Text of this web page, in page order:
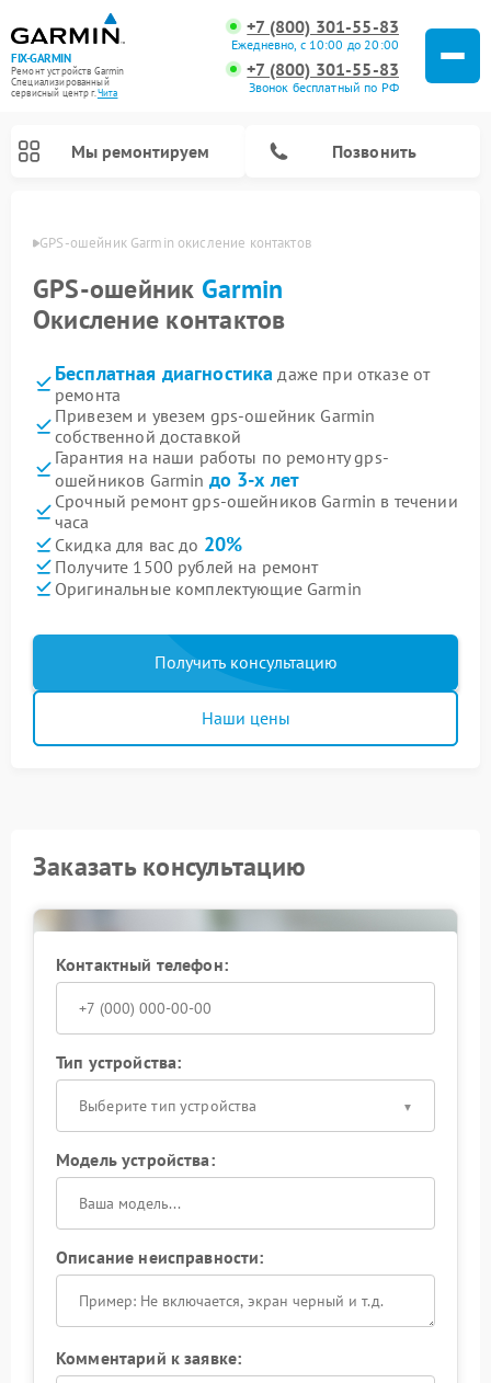
FIX-GARMIN
Ремонт устройств Garmin
Специализированный
cервисный центр г.Чита
+7 (800) 301-55-83
Ежедневно, с 10:00 до 20:00
+7 (800) 301-55-83
Звонок бесплатный по РФ
Мы ремонтируем Позвонить
GPS-ошейник Garmin окисление контактов
GPS-ошейник Garmin
Окисление контактов
Бесплатная диагностика даже при отказе от
ремонта
Привезем и увезем gps-ошейник Garmin
собственной доставкой
Гарантия на наши работы по ремонту gps-
ошейников Garmin до 3-х лет
Срочный ремонт gps-ошейников Garmin в течении
часа
Скидка для вас до 20%
Получите 1500 рублей на ремонт
Оригинальные комплектующие Garmin
Получить консультацию
Наши цены
Заказать консультацию
Контактный телефон:
Тип устройства:
Выберите тип устройства
Модель устройства:
Описание неисправности:
Комментарий к заявке: